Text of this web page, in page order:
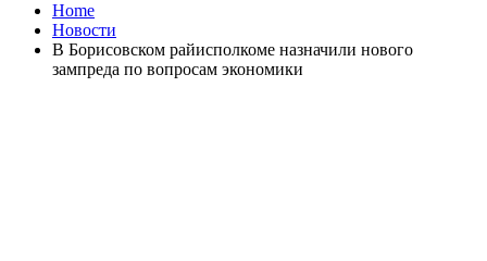
Home
Новости
В Борисовском райисполкоме назначили нового
зампреда по вопросам экономики